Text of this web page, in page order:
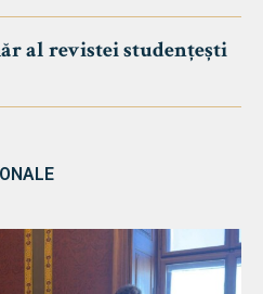
al revistei studențești